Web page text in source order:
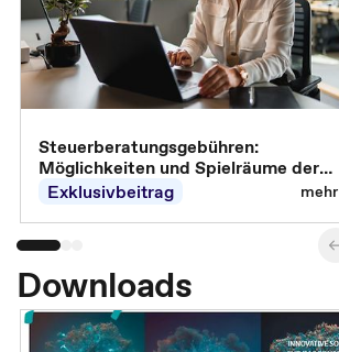
Steuerberatungsgebühren:
Möglichkeiten und Spielräume der
Abrechnung
Exklusivbeitrag mehr
Downloads